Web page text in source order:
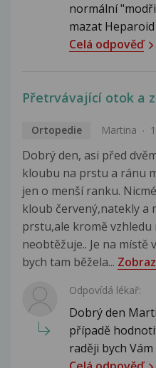
normální
mazat
Celá odpověď
Přetrvávající otok a
Ortopedie Martina
Dobrý den, asi před
kloubu na prstu a ránu
jen o menší ranku.
kloub červený,natekly a
prstu,ale kromě vzhledu
neobtěžuje.. Je na místě
bych tam běžela...
Odpovídá lékař:
Dobrý den
případě
raději bych